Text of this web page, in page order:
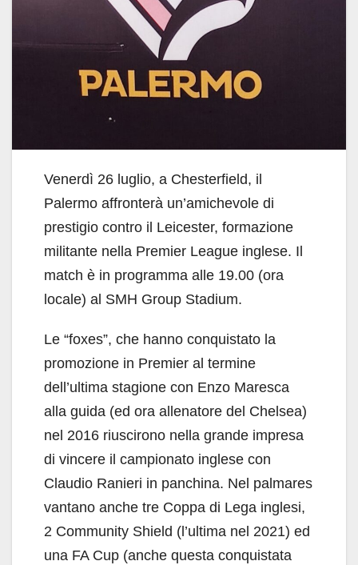
Venerdì 26 luglio, a Chesterfield, il
Palermo affronterà un’amichevole di
prestigio contro il Leicester, formazione
militante nella Premier League inglese. Il
match è in programma alle 19.00 (ora
locale) al SMH Group Stadium.
Le “foxes”, che hanno conquistato la
promozione in Premier al termine
dell’ultima stagione con Enzo Maresca
alla guida (ed ora allenatore del Chelsea)
nel 2016 riuscirono nella grande impresa
di vincere il campionato inglese con
Claudio Ranieri in panchina. Nel palmares
vantano anche tre Coppa di Lega inglesi,
2 Community Shield (l’ultima nel 2021) ed
una FA Cup (anche questa conquistata